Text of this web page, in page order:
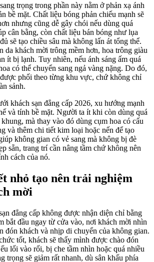
trọng trong phần này nằm ở phản xạ ánh
bề mặt. Chất liệu bóng phản chiếu mạnh sẽ
nhưng cũng dễ gây chói nếu dùng quá
cân bằng, còn chất liệu bán bóng như lụa
sẽ tạo chiều sâu mà không lấn át tổng thể.
da khách mời trông mềm hơn, hoa trông giàu
ít bị lạnh. Tuy nhiên, nếu ánh sáng ấm quá
có thể chuyển sang ngả vàng nặng. Do đó,
phối theo từng khu vực, chứ không chỉ
sảnh.
khách sạn đẳng cấp 2026, xu hướng mạnh
và tính bề mặt. Người ta ít khi còn dùng quá
mà thay vào đó dùng cụm hoa có cấu
và thêm chi tiết kim loại hoặc nến để tạo
không gian có vẻ sang mà không bị đè
sẵn, trang trí cần nâng tầm chứ không nên
cách của nó.
nhỏ tạo nên trải nghiệm
mời
đẳng cấp không được nhận diện chỉ bằng
bắt đầu ngay từ cửa vào, nơi khách mời nhìn
đón khách và nhịp di chuyển của không gian.
tốt, khách sẽ thấy mình được chào đón
lối vào rối, bị che tầm nhìn hoặc quá nhiều
trọng sẽ giảm rất nhanh, dù sân khấu phía